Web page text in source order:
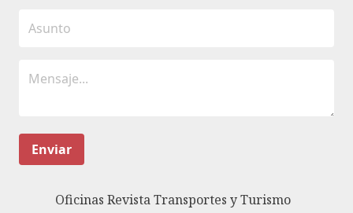
Enviar
Oficinas Revista Transportes y Turismo